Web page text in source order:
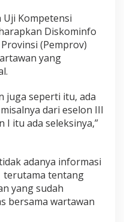
Kompetensi
Diskominfo
(Pemprov)
yang
juga seperti itu, ada
dari eselon III
I itu ada seleksinya,”
adanya informasi
terutama tentang
yang sudah
bersama wartawan